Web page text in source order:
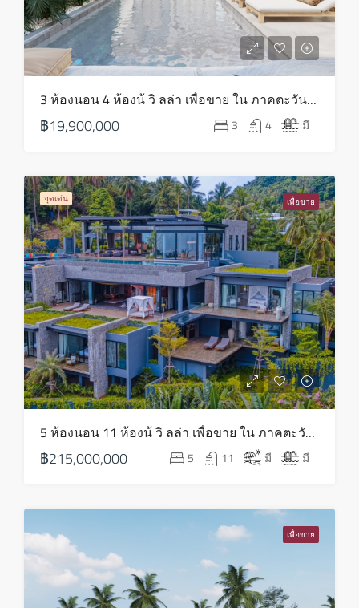
อังคาร
18
ส.ค.
พุธ
พฤหัส
20
ส.ค.
3 ห้องนอน 4 ห้องน้ วิ ลล่า เพื่อขาย ใน ภาคตะวันออกเฉียงเหนือ – HS0818
฿19,900,000 3 4 มี
จุดเด่น เพื่อขาย
5 ห้องนอน 11 ห้องน้ วิ ลล่า เพื่อขาย ใน ภาคตะวันออกเฉียงเหนือ – HS0816
฿215,000,000 5 11 มี มี
เพื่อขาย